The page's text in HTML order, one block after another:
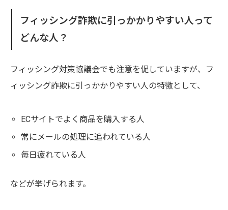
フィッシング詐欺に引っかかりやすい人って
どんな人？
フィッシング対策協議会でも注意を促していますが、フ
ィッシング詐欺に引っかかりやすい人の特徴として、
ECサイトでよく商品を購入する人
常にメールの処理に追われている人
毎日疲れている人
などが挙げられます。